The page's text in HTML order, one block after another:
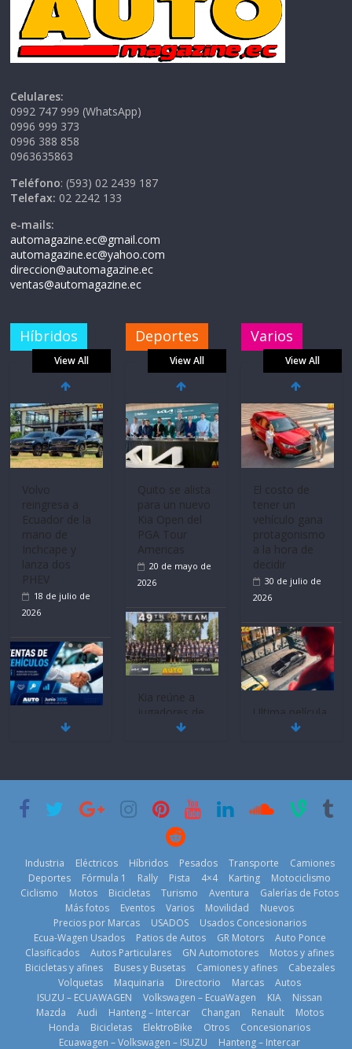
Celulares:
0992 747 999 (WhatsApp)
0996 999 373
0996 388 858
0963635863
Teléfono: (593) 02 2439 187
Telefax: 02 2242 133
e-mails:
automagazine.ec@gmail.com
automagazine.ec@yahoo.com
direccion@automagazine.ec
ventas@automagazine.ec
Híbridos
View All
Volvo
reingresa a
Ecuador de la
mano de
Inchcape y
lanza dos
PHEV
18 de julio de
2026
Mercado
historia
11 de julio de
BMW, Toyota,
Bosch y
prueban flota
que usa
gasolina 100%
renovable
Deportes
View All
Quito se alista
para un nuevo
Kia Open del
PGA Tour
Americas
20 de mayo de
2026
Kia reúne a
jugadores de
fútbol de todo
2026
La Vuelta al
Ecuador 2026,
edición 47ª,
recorre 7
provincias en 8
días
1 de agosto de
2026
Varios
View All
El costo de
tener un
vehículo gana
protagonismo
a la hora de
decidir
30 de julio de
2026
Ultima película
‘Spider‑Man:
29 de julio de
¿Qué puede
pasar con tu
vehículo si
permanece
varios días sin
usar?
3 de agosto de
2026
Industria Eléctricos Híbridos Pesados Transporte
Camiones
Deportes
Fórmula 1 Rally Pista 4×4 Karting
Motociclismo
Ciclismo
Motos Bicicletas Turismo Aventura
Galerías de Fotos
Más fotos
Eventos Varios Movilidad
Nuevos
Precios por Marcas
USADOS
Usados Concesionarios
Ecua-Wagen Usados
Patios de Autos GR Motors
Auto Ponce
Clasificados
Autos Particulares GN Automotores
Motos y afines
Bicicletas y afines
Buses y Busetas Camiones y afines
Cabezales
Volquetas
Maquinaria Directorio Marcas
Autos
ISUZU – ECUAWAGEN
Volkswagen – EcuaWagen KIA
Nissan
Mazda
Audi Hanteng – Intercar Changan Renault
Motos
Honda
Bicicletas ElektroBike Otros
Concesionarios
Ecuawagen – Volkswagen – ISUZU
Hanteng – Intercar